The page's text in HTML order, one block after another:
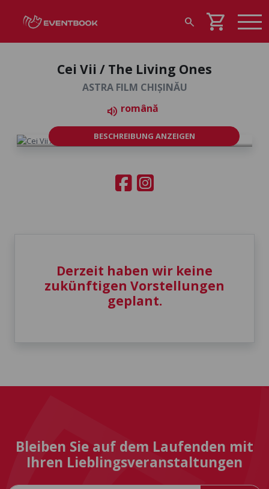
search shopping_cart
Cei Vii / The Living Ones
ASTRA FILM CHIȘINĂU
volume_up română
BESCHREIBUNG ANZEIGEN
Derzeit haben wir keine
zukünftigen Vorstellungen
geplant.
Bleiben Sie auf dem Laufenden mit
Ihren Lieblingsveranstaltungen